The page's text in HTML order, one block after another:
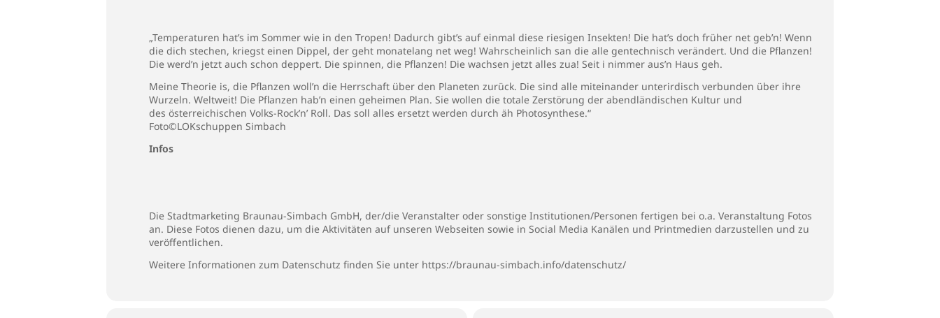
„Temperaturen hat’s im Sommer wie in den Tropen! Dadurch gibt’s auf einmal diese riesigen Insekten! Die hat’s doch früher net geb’n! Wenn
die dich stechen, kriegst einen Dippel, der geht monatelang net weg! Wahrscheinlich san die alle gentechnisch verändert. Und die Pflanzen!
Die werd’n jetzt auch schon deppert. Die spinnen, die Pflanzen! Die wachsen jetzt alles zua! Seit i nimmer aus’n Haus geh.
Meine Theorie is, die Pflanzen woll’n die Herrschaft über den Planeten zurück. Die sind alle miteinander unterirdisch verbunden über ihre
Wurzeln. Weltweit! Die Pflanzen hab’n einen geheimen Plan. Sie wollen die totale Zerstörung der abendländischen Kultur und
des österreichischen Volks-Rock’n’ Roll. Das soll alles ersetzt werden durch äh Photosynthese.“
Foto©LOKschuppen Simbach
Infos
Die Stadtmarketing Braunau-Simbach GmbH, der/die Veranstalter oder sonstige Institutionen/Personen fertigen bei o.a. Veranstaltung Fotos
an. Diese Fotos dienen dazu, um die Aktivitäten auf unseren Webseiten sowie in Social Media Kanälen und Printmedien darzustellen und zu
veröffentlichen.
Weitere Informationen zum Datenschutz finden Sie unter https://braunau-simbach.info/datenschutz/